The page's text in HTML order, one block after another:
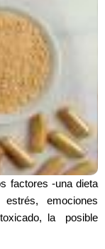
factores -una dieta
emociones
la posible